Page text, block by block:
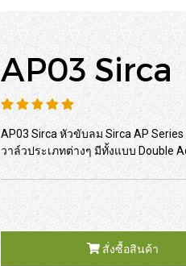
AP03 Sirca
AP03 Sirca หัวขับลม Sirca AP
วาล์วประเภทต่างๆ มีทั้งแบบ Double
สั่งซื้อสินค้า